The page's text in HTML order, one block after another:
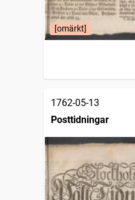
[omärkt]
1762-05-13
Posttidningar